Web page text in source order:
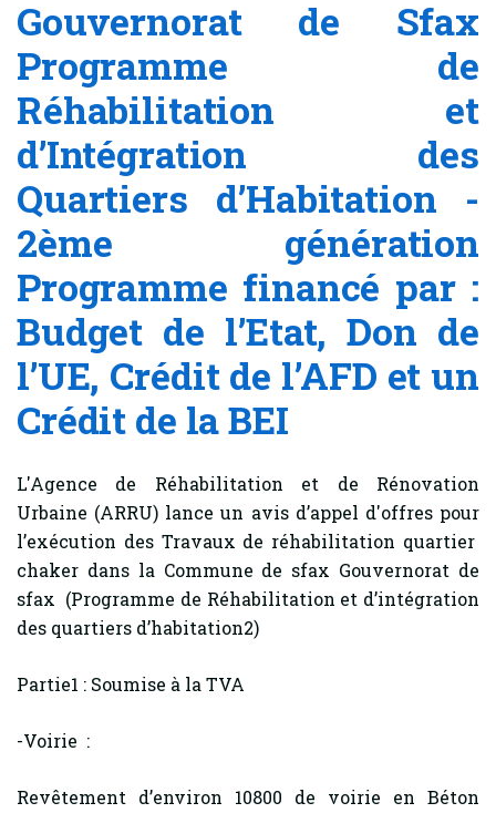
Gouvernorat de Sfax
Programme de
Réhabilitation et
d’Intégration des
Quartiers d’Habitation -
2ème génération
Programme financé par :
Budget de l’Etat, Don de
l’UE, Crédit de l’AFD et un
Crédit de la BEI
L'Agence de Réhabilitation et de Rénovation
Urbaine (ARRU) lance un avis d’appel d'offres pour
l’exécution des Travaux de réhabilitation quartier
chaker dans la Commune de sfax Gouvernorat de
sfax (Programme de Réhabilitation et d’intégration
des quartiers d’habitation2)
Partie1 : Soumise à la TVA
-Voirie :
Revêtement d’environ 10800 de voirie en Béton